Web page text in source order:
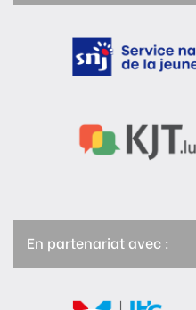
En partenariat avec :